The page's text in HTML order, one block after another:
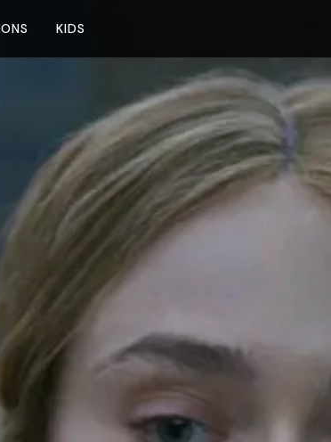
KIDS